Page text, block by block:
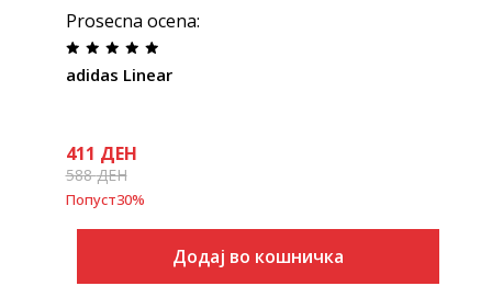
Prosecna ocena:
adidas Linear
411 ДЕН
588ДЕН
Попуст30%
Додај во кошничка